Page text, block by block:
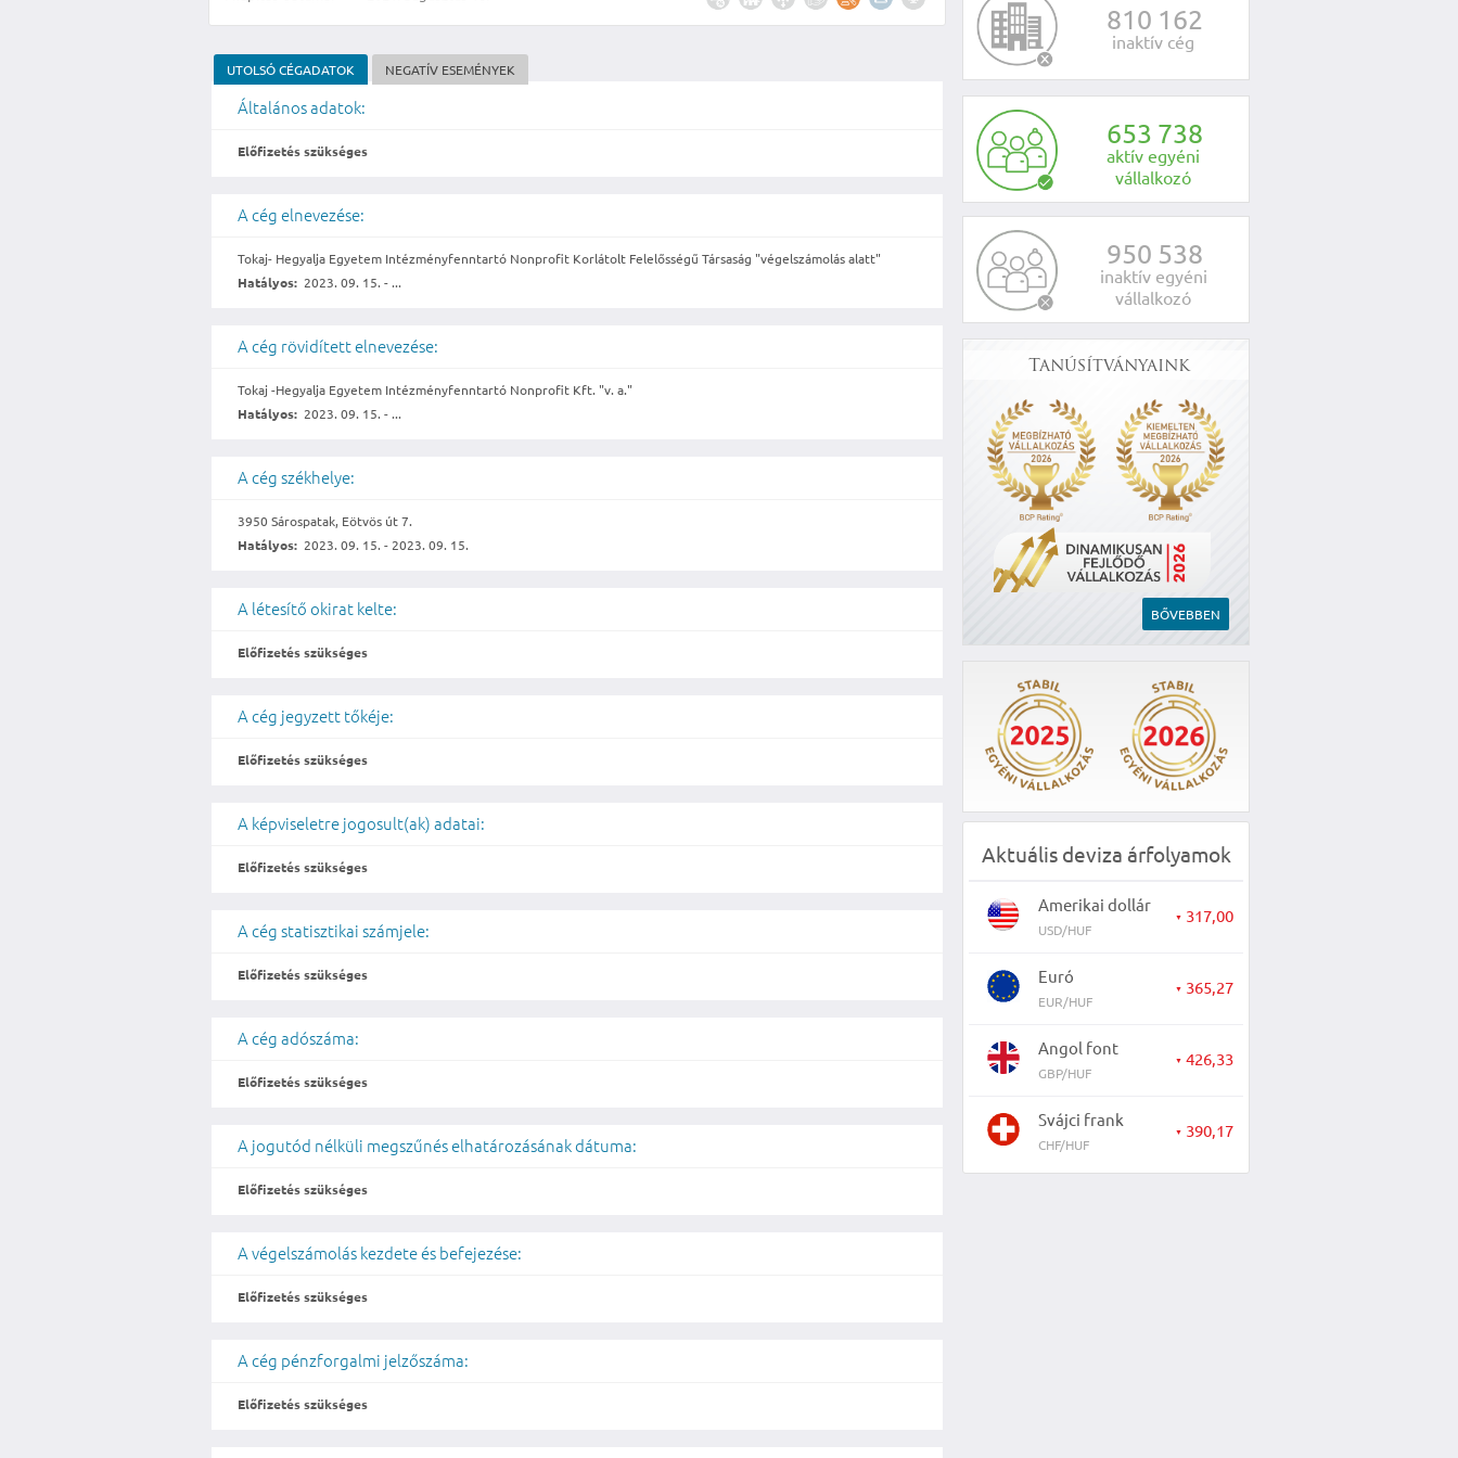
810 162
inaktív cég
653 738
aktív egyéni
vállalkozó
950 538
inaktív egyéni
vállalkozó
Tanúsítványaink
BŐVEBBEN
Aktuális deviza árfolyamok
Amerikai dollár
USD/HUF
▼ 317,00
Euró
EUR/HUF
▼ 365,27
Angol font
GBP/HUF
▼ 426,33
Svájci frank
CHF/HUF
▼ 390,17
UTOLSÓ CÉGADATOK NEGATÍV ESEMÉNYEK
Általános adatok:
Előfizetés szükséges
A cég elnevezése:
Tokaj- Hegyalja Egyetem Intézményfenntartó Nonprofit Korlátolt Felelősségű Társaság "végelszámolás alatt"
Hatályos: 2023. 09. 15. - ...
A cég rövidített elnevezése:
Tokaj -Hegyalja Egyetem Intézményfenntartó Nonprofit Kft. "v. a."
Hatályos: 2023. 09. 15. - ...
A cég székhelye:
3950 Sárospatak, Eötvös út 7.
Hatályos: 2023. 09. 15. - 2023. 09. 15.
A létesítő okirat kelte:
Előfizetés szükséges
A cég jegyzett tőkéje:
Előfizetés szükséges
A képviseletre jogosult(ak) adatai:
Előfizetés szükséges
A cég statisztikai számjele:
Előfizetés szükséges
A cég adószáma:
Előfizetés szükséges
A jogutód nélküli megszűnés elhatározásának dátuma:
Előfizetés szükséges
A végelszámolás kezdete és befejezése:
Előfizetés szükséges
A cég pénzforgalmi jelzőszáma:
Előfizetés szükséges